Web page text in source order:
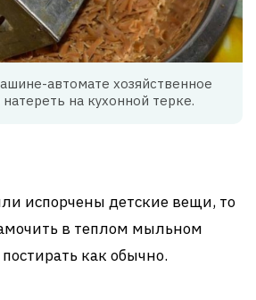
автомате хозяйственное
на кухонной терке.
испорчены детские вещи, то
в теплом мыльном
как обычно.